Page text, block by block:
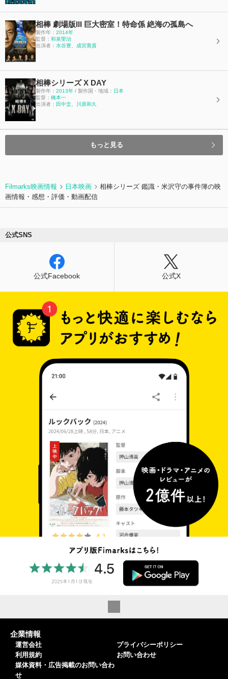
相棒 劇場版III 巨大密室！特命係 絶海の孤島へ
製作年： 2014年
監督： 和泉聖治
出演者： 水谷豊、 成宮寛貴
相棒シリーズ X DAY
製作年： 2013年 / 製作国・地域： 日本
監督： 橋本一
出演者： 田中圭、 川原和久
もっと見る
Filmarks映画情報 日本映画
相棒シリーズ 鑑識・米沢守の事件簿の映
画情報・感想・評価・動画配信
公式SNS
公式Facebook 公式X
企業情報
運営会社
利用規約
媒体資料・広告掲載のお問い合わ
せ
プライバシーポリシー
お問い合わせ